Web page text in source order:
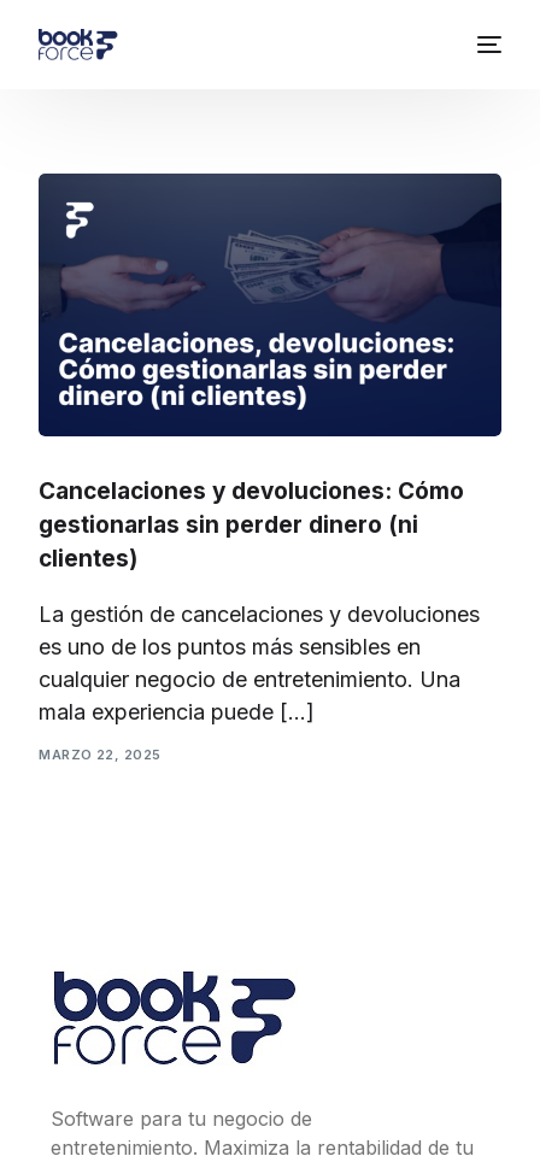
Cancelaciones y devoluciones: Cómo
gestionarlas sin perder dinero (ni
clientes)
La gestión de cancelaciones y devoluciones
es uno de los puntos más sensibles en
cualquier negocio de entretenimiento. Una
mala experiencia puede […]
MARZO 22, 2025
Software para tu negocio de
entretenimiento. Maximiza la rentabilidad de tu